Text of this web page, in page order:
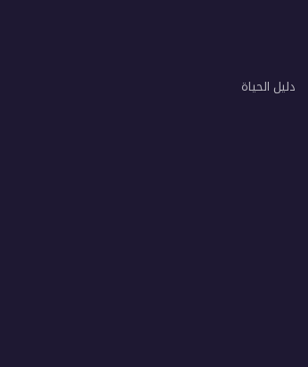
دليل الحياة